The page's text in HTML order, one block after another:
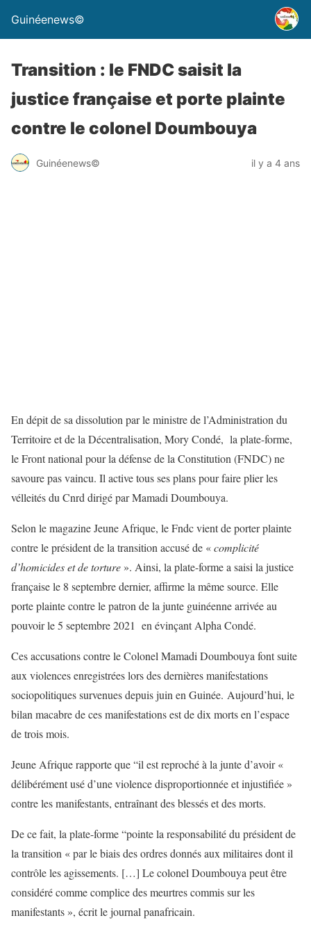
Guinéenews©
Transition : le FNDC saisit la
justice française et porte plainte
contre le colonel Doumbouya
Guinéenews© il y a 4 ans
En dépit de sa dissolution par le ministre de l’Administration du
Territoire et de la Décentralisation, Mory Condé, la plate-forme,
le Front national pour la défense de la Constitution (FNDC) ne
savoure pas vaincu. Il active tous ses plans pour faire plier les
vélleités du Cnrd dirigé par Mamadi Doumbouya.
Selon le magazine Jeune Afrique, le Fndc vient de porter plainte
contre le président de la transition accusé de «complicité
d’homicides et de torture ». Ainsi, la plate-forme a saisi la justice
française le 8 septembre dernier, affirme la même source. Elle
porte plainte contre le patron de la junte guinéenne arrivée au
pouvoir le 5 septembre 2021 en évinçant Alpha Condé.
Ces accusations contre le Colonel Mamadi Doumbouya font suite
aux violences enregistrées lors des dernières manifestations
sociopolitiques survenues depuis juin en Guinée. Aujourd’hui, le
bilan macabre de ces manifestations est de dix morts en l’espace
de trois mois.
Jeune Afrique rapporte que “il est reproché à la junte d’avoir «
délibérément usé d’une violence disproportionnée et injustifiée »
contre les manifestants, entraînant des blessés et des morts.
De ce fait, la plate-forme “pointe la responsabilité du président de
la transition « par le biais des ordres donnés aux militaires dont il
contrôle les agissements. […] Le colonel Doumbouya peut être
considéré comme complice des meurtres commis sur les
manifestants », écrit le journal panafricain.